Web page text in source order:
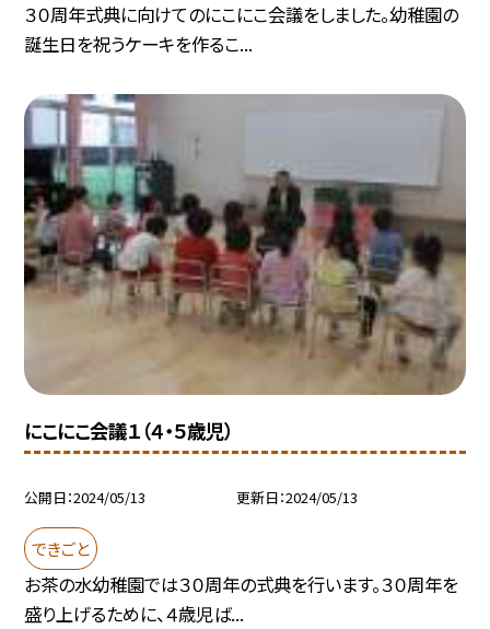
３０周年式典に向けてのにこにこ会議をしました。幼稚園の
誕生日を祝うケーキを作るこ...
にこにこ会議１（４・５歳児）
公開日 2024/05/13 更新日 2024/05/13
できごと
お茶の水幼稚園では３０周年の式典を行います。３０周年を
盛り上げるために、４歳児ば...